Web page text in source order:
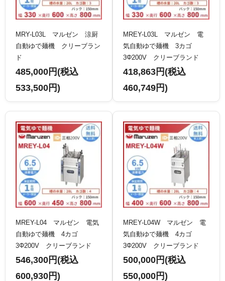
MRY-L03L マルゼン 涼厨
自動ゆで麺機 クリーブラン
ド
485,000円(税込
533,500円)
MREY-L03L マルゼン 電
気自動ゆで麺機 3カゴ
3Φ200V クリーブランド
418,863円(税込
460,749円)
MREY-L04 マルゼン 電気
自動ゆで麺機 4カゴ
3Φ200V クリーブランド
546,300円(税込
600,930円)
MREY-L04W マルゼン 電
気自動ゆで麺機 4カゴ
3Φ200V クリーブランド
500,000円(税込
550,000円)